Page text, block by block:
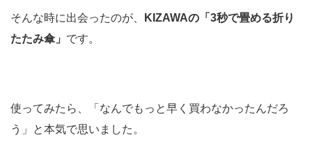
そんな時に出会ったのが、
KIZAWAの「3秒で畳める折り
たたみ傘」 です。
使ってみたら、「なんでもっと早く買わなかったんだろ
う」と本気で思いました。